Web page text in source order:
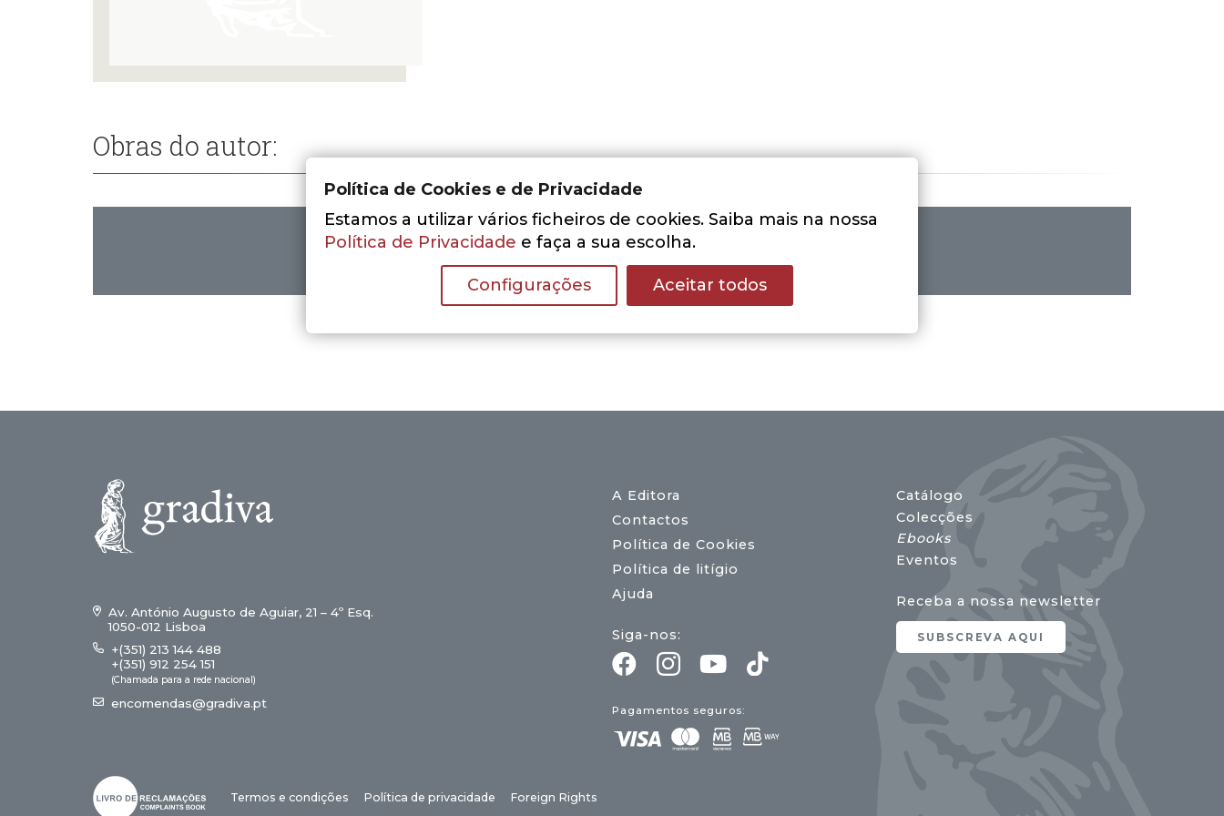
Obras do autor:
Nenhum resultado encontrado.
Av. António Augusto de Aguiar, 21 – 4º Esq.
1050-012 Lisboa
+(351) 213 144 488
+(351) 912 254 151
(Chamada para a rede nacional)
encomendas@gradiva.pt
A Editora
Contactos
Política de Cookies
Política de litígio
Ajuda
Siga-nos:
Pagamentos seguros:
Catálogo
Colecções
Ebooks
Eventos
Receba a nossa newsletter
SUBSCREVA AQUI
Termos e condições Política de privacidade Foreign Rights
Política de Cookies e de Privacidade
Estamos a utilizar vários ficheiros de cookies. Saiba mais na nossa
Política de Privacidade e faça a sua escolha.
Configurações Aceitar todos